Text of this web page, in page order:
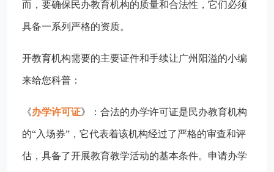
而，要确保民办教育机构的质量和合法性，它们必须
具备一系列严格的资质。
开教育机构需要的主要证件和手续‌让广州阳溢的小编
来给您科普：
《办学许可证》：合法的办学许可证是民办教育机构
的“入场券”，它代表着该机构经过了严格的审查和评
估，具备了开展教育教学活动的基本条件。申请办学